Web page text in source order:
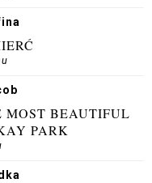
MOST BEAUTIFUL
PARK